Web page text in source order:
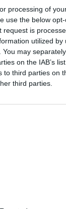
processing of
use the below
is
utilized by
may
on the IAB’s
to third parties on
third parties.